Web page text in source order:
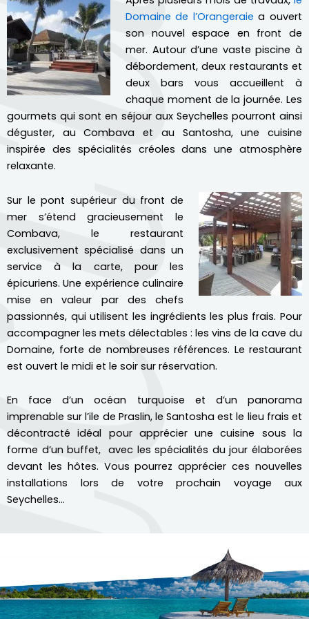
Domaine de l’Orangeraie a ouvert
son nouvel espace en front de
mer. Autour d’une vaste piscine à
débordement, deux restaurants et
deux bars vous accueillent à
chaque moment de la journée. Les
gourmets qui sont en séjour aux Seychelles pourront ainsi
déguster, au Combava et au Santosha, une cuisine
inspirée des spécialités créoles dans une atmosphère
relaxante.
Sur le pont supérieur du front de
mer s’étend gracieusement le
Combava, le restaurant
exclusivement spécialisé dans un
service à la carte, pour les
épicuriens. Une expérience culinaire
mise en valeur par des chefs
passionnés, qui utilisent les ingrédients les plus frais. Pour
accompagner les mets délectables : les vins de la cave du
Domaine, forte de nombreuses références. Le restaurant
est ouvert le midi et le soir sur réservation.
En face d’un océan turquoise et d’un panorama
imprenable sur l’ile de Praslin, le Santosha est le lieu frais et
décontracté idéal pour apprécier une cuisine sous la
forme d’un buffet, avec les spécialités du jour élaborées
devant les hôtes. Vous pourrez apprécier ces nouvelles
installations lors de votre prochain voyage aux
Seychelles…